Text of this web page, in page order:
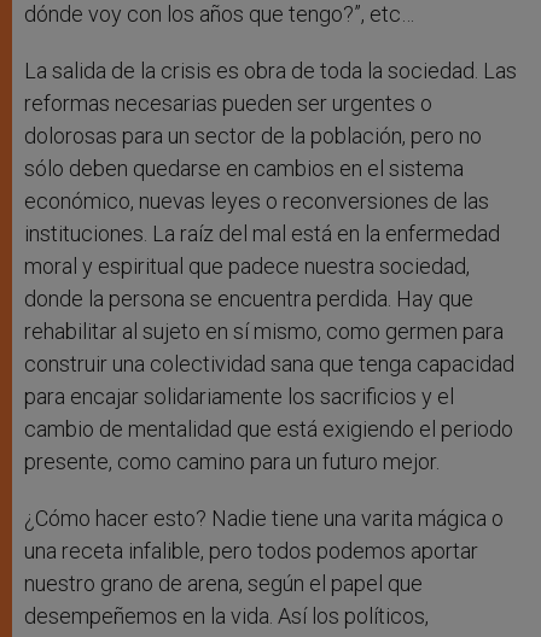
dónde voy con los años que tengo?”, etc…
La salida de la crisis es obra de toda la sociedad. Las
reformas necesarias pueden ser urgentes o
dolorosas para un sector de la población, pero no
sólo deben quedarse en cambios en el sistema
económico, nuevas leyes o reconversiones de las
instituciones. La raíz del mal está en la enfermedad
moral y espiritual que padece nuestra sociedad,
donde la persona se encuentra perdida. Hay que
rehabilitar al sujeto en sí mismo, como germen para
construir una colectividad sana que tenga capacidad
para encajar solidariamente los sacrificios y el
cambio de mentalidad que está exigiendo el periodo
presente, como camino para un futuro mejor.
¿Cómo hacer esto? Nadie tiene una varita mágica o
una receta infalible, pero todos podemos aportar
nuestro grano de arena, según el papel que
desempeñemos en la vida. Así los políticos,